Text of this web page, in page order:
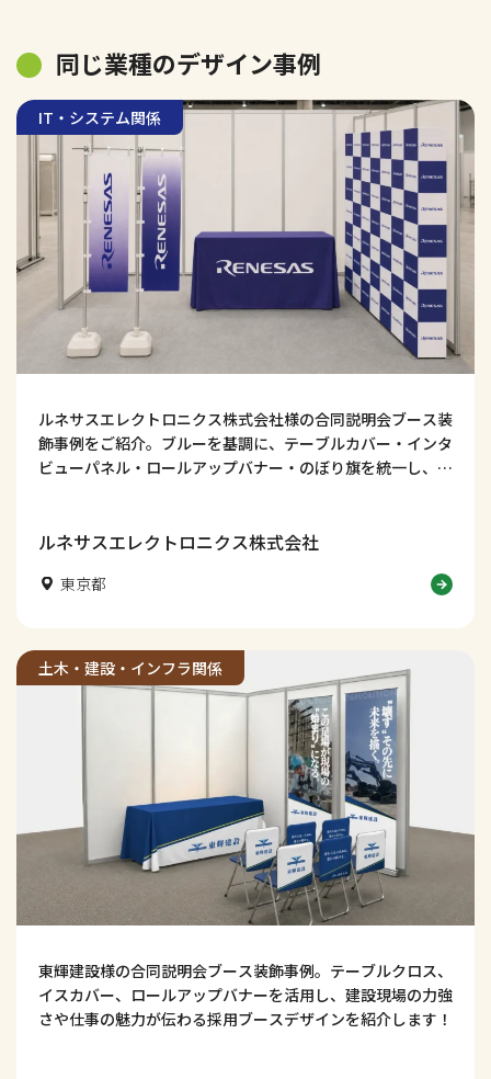
同じ業種のデザイン事例
IT・システム関係
ルネサスエレクトロニクス株式会社様の合同説明会ブース装
飾事例をご紹介。ブルーを基調に、テーブルカバー・インタ
ビューパネル・ロールアップバナー・のぼり旗を統一し、技
解説します。
ルネサスエレクトロニクス株式会社
東京都
土木・建設・インフラ関係
東輝建設様の合同説明会ブース装飾事例。テーブルクロス、
イスカバー、ロールアップバナーを活用し、建設現場の力強
さや仕事の魅力が伝わる採用ブースデザインを紹介します！